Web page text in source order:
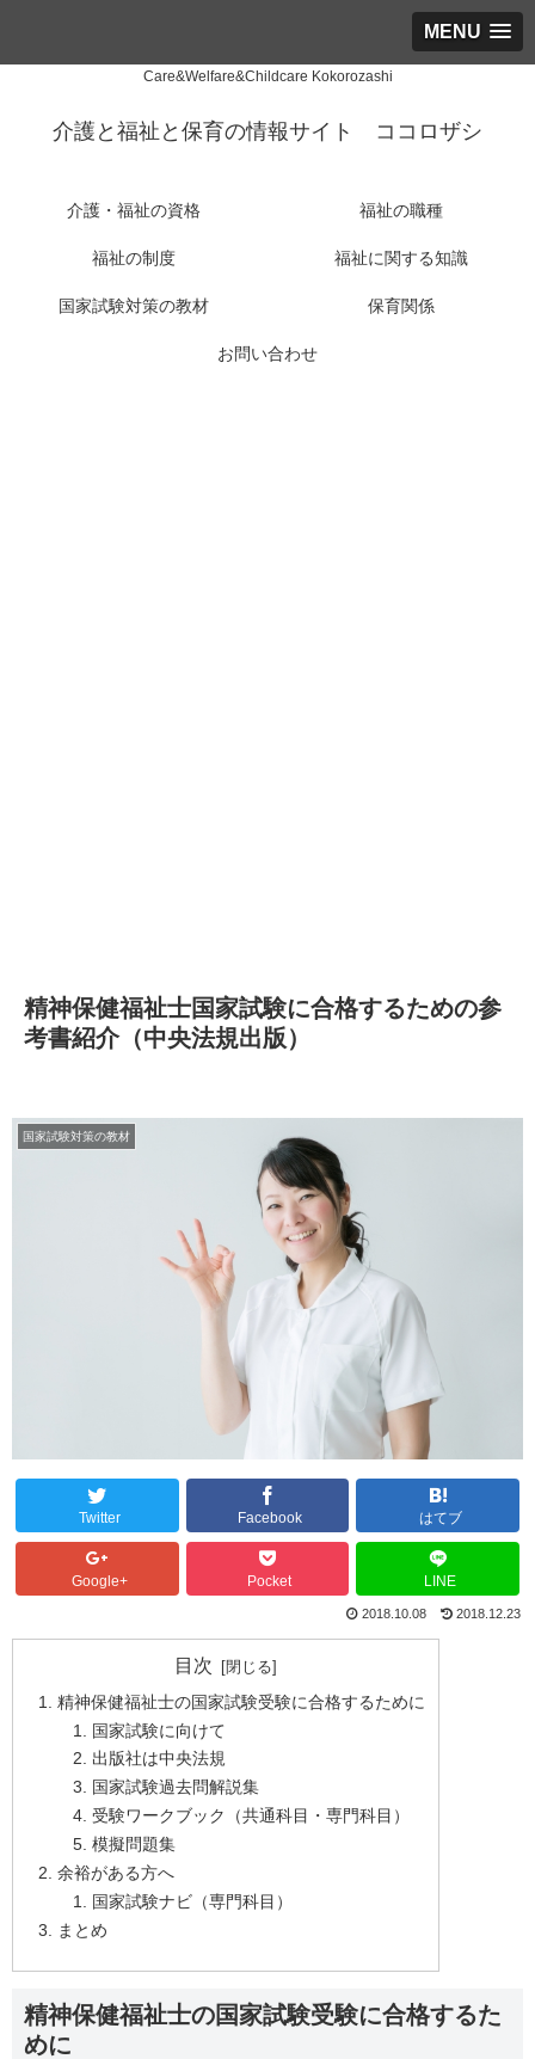
MENU
Care&Welfare&Childcare Kokorozashi
介護と福祉と保育の情報サイト ココロザシ
介護・福祉の資格 福祉の職種
福祉の制度 福祉に関する知識
国家試験対策の教材 保育関係
お問い合わせ
精神保健福祉士国家試験に合格するための参
考書紹介（中央法規出版）
国家試験対策の教材
Twitter Facebook はてブ
Google+ Pocket LINE
2018.10.08 2018.12.23
目次
精神保健福祉士の国家試験受験に合格するために
国家試験に向けて
出版社は中央法規
国家試験過去問解説集
受験ワークブック（共通科目・専門科目）
模擬問題集
余裕がある方へ
国家試験ナビ（専門科目）
まとめ
精神保健福祉士の国家試験受験に合格するた
めに